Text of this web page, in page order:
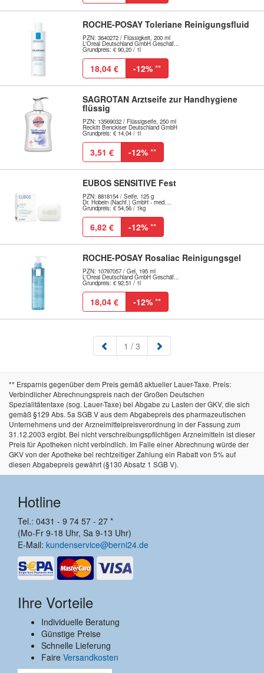
ROCHE-POSAY Toleriane Reinigungsfluid
PZN: 3640272 / Flüssigkeit, 200 ml
L'Oreal Deutschland GmbH Geschäf...
Grundpreis: € 90,20 / 1l
18,04 € -12% **
SAGROTAN Arztseife zur Handhygiene
flüssig
PZN: 13569032 / Flüssigseife, 250 ml
Reckitt Benckiser Deutschland GmbH
Grundpreis: € 14,04 / 1l
3,51 € -12% **
EUBOS SENSITIVE Fest
PZN: 8818154 / Seife, 125 g
Dr. Hobein (Nachf.) GmbH - med....
Grundpreis: € 54,56 / 1kg
6,82 € -12% **
ROCHE-POSAY Rosaliac Reinigungsgel
PZN: 10797057 / Gel, 195 ml
L'Oreal Deutschland GmbH Geschäf...
Grundpreis: € 92,51 / 1l
18,04 € -12% **
1 (aktuell)
/ 3
** Ersparnis gegenüber dem Preis gemäß aktueller Lauer-Taxe. Preis:
Verbindlicher Abrechnungspreis nach der Großen Deutschen
Spezialitätentaxe (sog. Lauer-Taxe) bei Abgabe zu Lasten der GKV, die sich
gemäß §129 Abs. 5a SGB V aus dem Abgabepreis des pharmazeutischen
Unternehmens und der Arzneimittelpreisverordnung in der Fassung zum
31.12.2003 ergibt. Bei nicht verschreibungspflichtigen Arzneimitteln ist dieser
Preis für Apotheken nicht verbindlich. Im Falle einer Abrechnung würde der
GKV von der Apotheke bei rechtzeitiger Zahlung ein Rabatt von 5% auf
diesen Abgabepreis gewährt (§130 Absatz 1 SGB V).
Hotline
Tel.: 0431 - 9 74 57 - 27 *
(Mo-Fr 9-18 Uhr, Sa 9-13 Uhr)
E-Mail: kundenservice@berni24.de
Ihre Vorteile
Individuelle Beratung
Günstige Preise
Schnelle Lieferung
Faire Versandkosten